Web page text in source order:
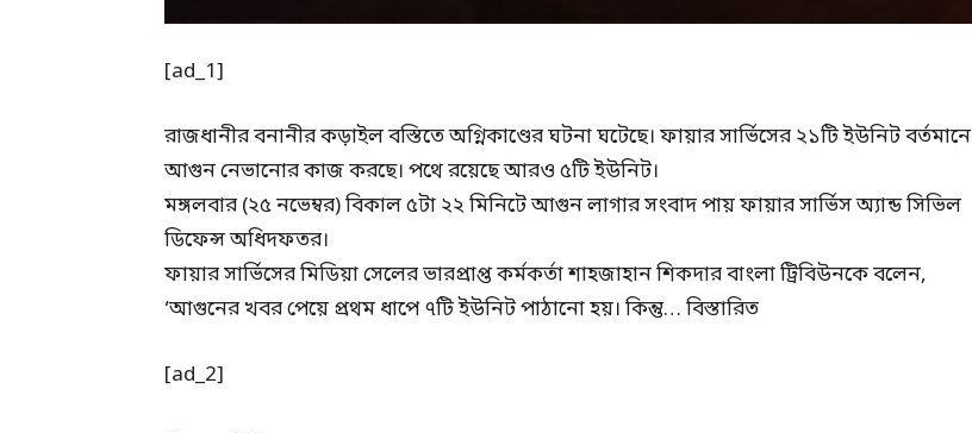
[ad_1]
রাজধানীর বনানীর কড়াইল বস্তিতে অগ্নিকাণ্ডের ঘটনা ঘটেছে। ফায়ার সার্ভিসের ২১টি ইউনিট বর্তমানে
আগুন নেভানোর কাজ করছে। পথে রয়েছে আরও ৫টি ইউনিট।
মঙ্গলবার (২৫ নভেম্বর) বিকাল ৫টা ২২ মিনিটে আগুন লাগার সংবাদ পায় ফায়ার সার্ভিস অ্যান্ড সিভিল
ডিফেন্স অধিদফতর।
ফায়ার সার্ভিসের মিডিয়া সেলের ভারপ্রাপ্ত কর্মকর্তা শাহজাহান শিকদার বাংলা ট্রিবিউনকে বলেন,
‘আগুনের খবর পেয়ে প্রথম ধাপে ৭টি ইউনিট পাঠানো হয়। কিন্তু… বিস্তারিত
[ad_2]